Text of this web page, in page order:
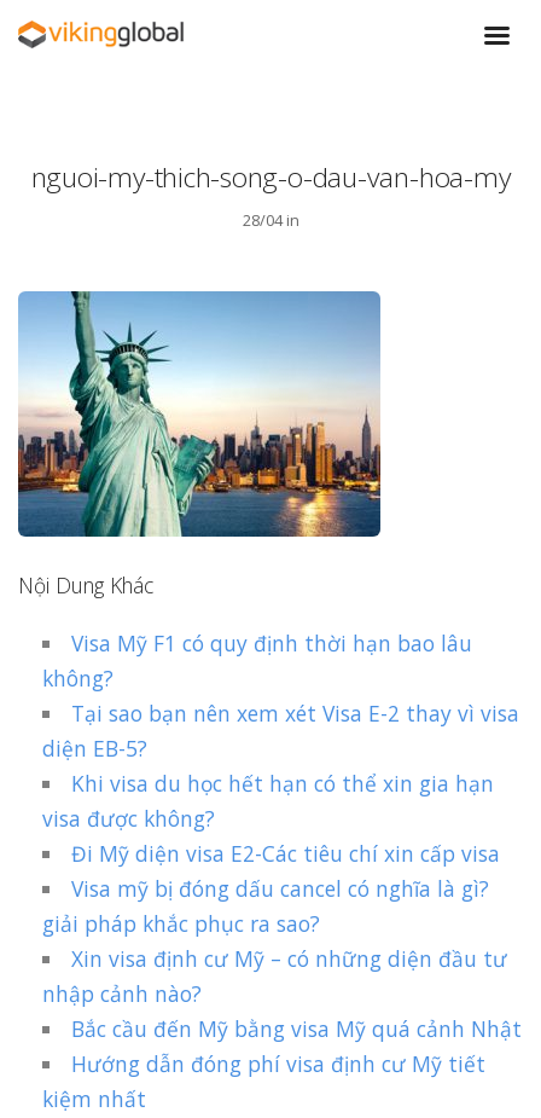
nguoi-my-thich-song-o-dau-van-hoa-my
28/04 in
Nội Dung Khác
Visa Mỹ F1 có quy định thời hạn bao lâu
không?
Tại sao bạn nên xem xét Visa E-2 thay vì visa
diện EB-5?
Khi visa du học hết hạn có thể xin gia hạn
visa được không?
Đi Mỹ diện visa E2-Các tiêu chí xin cấp visa
Visa mỹ bị đóng dấu cancel có nghĩa là gì?
giải pháp khắc phục ra sao?
Xin visa định cư Mỹ – có những diện đầu tư
nhập cảnh nào?
Bắc cầu đến Mỹ bằng visa Mỹ quá cảnh Nhật
Hướng dẫn đóng phí visa định cư Mỹ tiết
kiệm nhất